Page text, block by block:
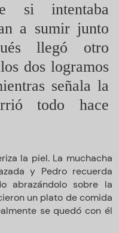
si intentaba
a sumir junto
llegó otro
dos logramos
señala la
todo hace
la piel. La muchacha
y Pedro recuerda
abrazándolo sobre la
un plato de comida
se quedó con él